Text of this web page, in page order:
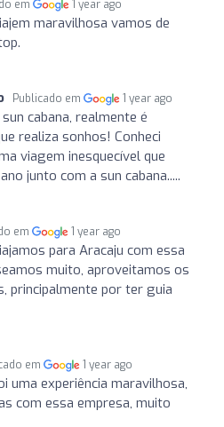
em 1 year ago
maravilhosa vamos de
Publicado em 1 year ago
cabana, realmente é
realiza sonhos! Conheci
viagem inesquecível que
junto com a sun cabana.....
em 1 year ago
para Aracaju com essa
muito, aproveitamos os
principalmente por ter guia
em 1 year ago
uma experiência maravilhosa,
com essa empresa, muito